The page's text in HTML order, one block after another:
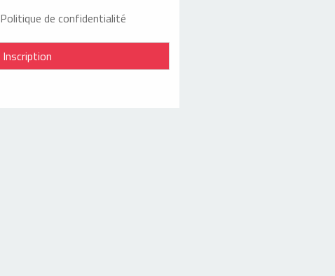
Politique de confidentialité
Inscription